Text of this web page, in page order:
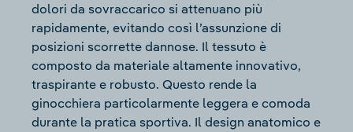
dolori da sovraccarico si attenuano più
rapidamente, evitando così l’assunzione di
posizioni scorrette dannose. Il tessuto è
composto da materiale altamente innovativo,
traspirante e robusto. Questo rende la
ginocchiera particolarmente leggera e comoda
durante la pratica sportiva. Il design anatomico e